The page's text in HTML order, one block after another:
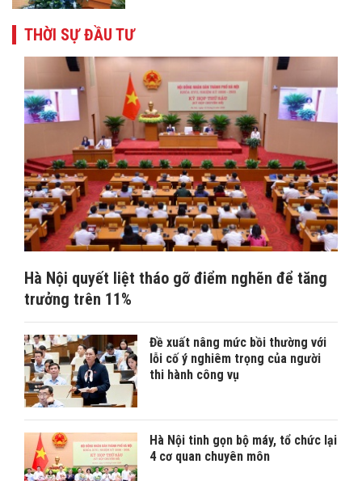
THỜI SỰ ĐẦU TƯ
Hà Nội quyết liệt tháo gỡ điểm nghẽn để tăng
trưởng trên 11%
Đề xuất nâng mức bồi thường với
lỗi cố ý nghiêm trọng của người
thi hành công vụ
Hà Nội tinh gọn bộ máy, tổ chức lại
4 cơ quan chuyên môn